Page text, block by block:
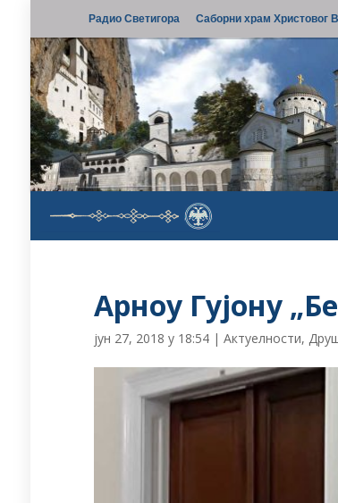
Радио Светигора Саборни храм Христовог
Арноу Гујону
јун 27, 2018 у 18:54 |Актуелности,